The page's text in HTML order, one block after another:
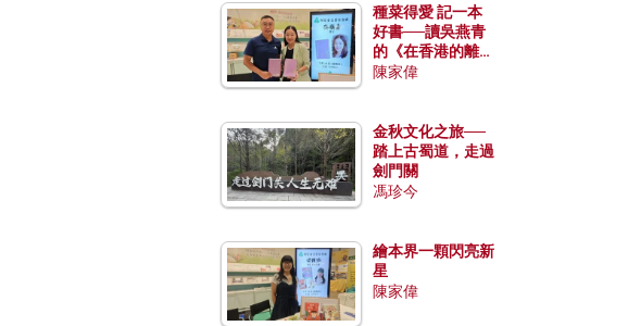
種菜得愛 記一本
好書──讀吳燕青
的《在香港的離島
種菜》
陳家偉
金秋文化之旅──
踏上古蜀道，走過
劍門關
馮珍今
繪本界一顆閃亮新
星
陳家偉